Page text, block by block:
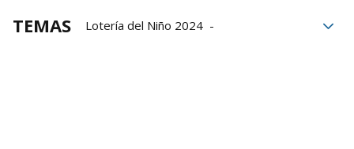
TEMAS
Lotería del Niño 2024